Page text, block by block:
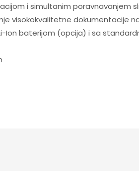
i simultanim poravnavanjem
visokokvalitetne dokumentacije
Ion baterijom (opcija) i sa